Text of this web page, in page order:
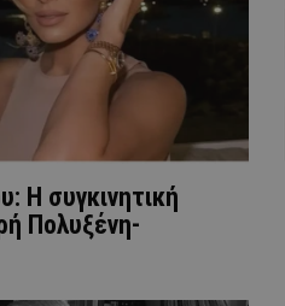
Η συγκινητική
Πολυξένη-